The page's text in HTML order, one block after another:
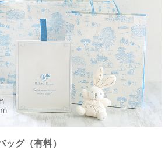
ッグ（有料）